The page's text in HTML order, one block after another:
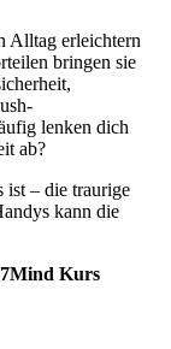
Alltag erleichtern
bringen sie
lenken dich
ab?
ist – die traurige
kann die
7Mind Kurs